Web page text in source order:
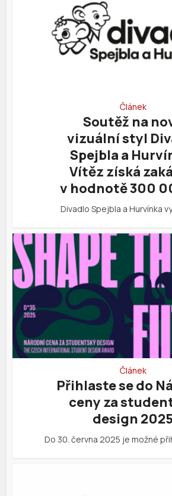
Článek
Soutěž na
vizuální styl
Spejbla a
Vítěz získá
v hodnotě 300
Divadlo Spejbla a Hurvínka
Článek
Přihlaste se do
ceny za
design 2025
Do 30. června 2025 je možné